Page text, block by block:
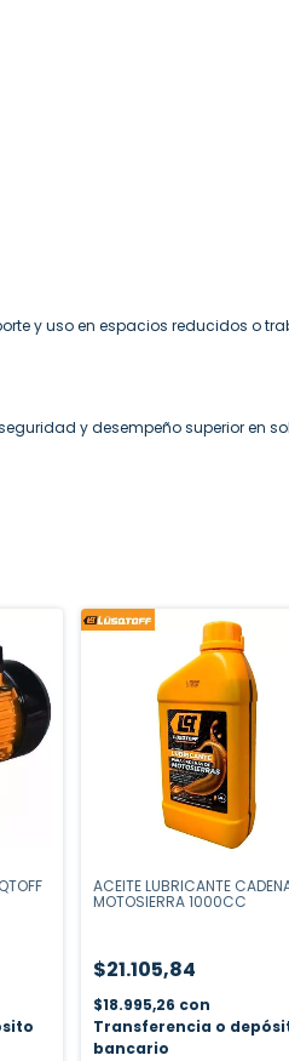
y uso en espacios reducidos o
y desempeño superior en
ACEITE LUBRICANTE
MOTOSIERRA 1000CC
$21.105,84
$18.995,26 con
Transferencia o
bancario